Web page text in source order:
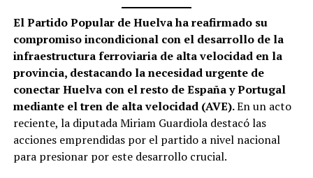
El Partido Popular de Huelva ha reafirmado su
compromiso incondicional con el desarrollo de la
infraestructura ferroviaria de alta velocidad en la
provincia, destacando la necesidad urgente de
conectar Huelva con el resto de España y Portugal
mediante el tren de alta velocidad (AVE).En un acto
reciente, la diputada Miriam Guardiola destacó las
acciones emprendidas por el partido a nivel nacional
para presionar por este desarrollo crucial.